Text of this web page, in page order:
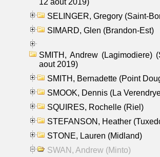
SELINGER, Gregory (Saint-
SIMARD, Glen (Brandon-Est)
SMITH, Andrew (Lagimodiere)
aout 2019)
SMITH, Bernadette (Point
SMOOK, Dennis (La
SQUIRES, Rochelle (Riel)
STEFANSON, Heather
STONE, Lauren (Midland)
SWAN, Andrew (Minto)